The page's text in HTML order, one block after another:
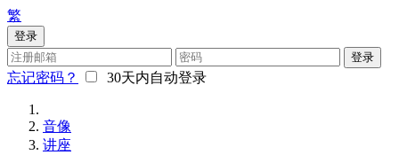
繁
登录
登录
忘记密码？ 30天内自动登录
音像
讲座